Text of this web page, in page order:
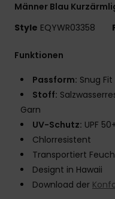
Männer Blau
Style EQYWR03358
Funktionen
Passform: Snug Fit
Stoff:
Garn
UV-Schutz: UPF
Chlorresistent
Transportiert
Designt in Hawaii
Download der